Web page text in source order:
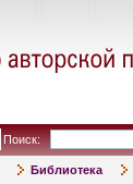
Поиск:
Библиотека